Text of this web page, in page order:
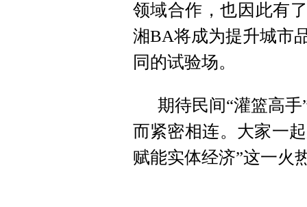
领域合作，也因此有
湘BA将成为提升城市
同的试验场。
期待民间“灌篮高
而紧密相连。大家一
赋能实体经济”这一火